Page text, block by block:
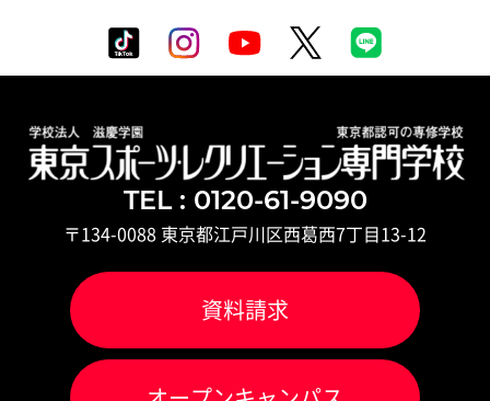
TEL : 0120-61-9090
〒134-0088 東京都江戸川区西葛西7丁目13-12
資料請求